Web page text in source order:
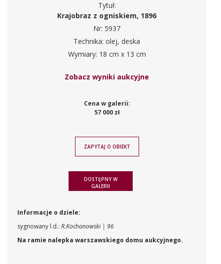
Tytuł:
Krajobraz z ogniskiem, 1896
Nr: 5937
Technika: olej, deska
Wymiary: 18 cm x 13 cm
Zobacz wyniki aukcyjne
Cena w galerii:
57 000 zł
ZAPYTAJ O OBIEKT
DOSTĘPNY W
GALERII
Informacje o dziele:
sygnowany l.d.: R.Kochanowski | 96
Na ramie nalepka warszawskiego domu aukcyjnego.